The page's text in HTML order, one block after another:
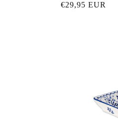
Normaler
€29,95 EUR